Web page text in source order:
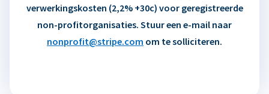
verwerkingskosten (2,2% +30c) voor geregistreerde
non-profitorganisaties. Stuur een e-mail naar
nonprofit@stripe.com om te solliciteren.